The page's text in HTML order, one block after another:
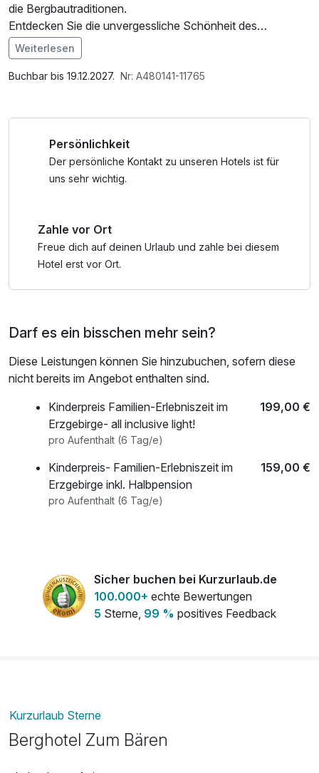
die Bergbautraditionen.
Entdecken Sie die unvergessliche Schönheit des
Erzgebirges und erleben Sie das UNESCO-Welterbe
"Montanregion Erzgebirge/Krušnohoří" über und unter
Tage.
Naturbädern oder Spaß im Wildpark haben.......
Wir freuen uns auf Ihren Besuch – Glück Auf!
Im Angebot enthalten
1 Flasche Mineralwasser, Saunabenutzung, Saunatuch,
Weiterlesen
Buchbar bis 19.12.2027. Nr: A480141-11765
Persönlichkeit
Der persönliche Kontakt zu unseren Hotels ist für
uns sehr wichtig.
Zahle vor Ort
Freue dich auf deinen Urlaub und zahle bei diesem
Hotel erst vor Ort.
Darf es ein bisschen mehr sein?
Diese Leistungen können Sie hinzubuchen, sofern diese
nicht bereits im Angebot enthalten sind.
Kinderpreis Familien-Erlebniszeit im
Erzgebirge- all inclusive light!
199,00 €
pro Aufenthalt (6 Tag/e)
Kinderpreis- Familien-Erlebniszeit im
Erzgebirge inkl. Halbpension
159,00 €
pro Aufenthalt (6 Tag/e)
Sicher buchen bei Kurzurlaub.de
100.000+ echte Bewertungen
5 Sterne, 99 % positives Feedback
Kurzurlaub Sterne
Berghotel Zum Bären